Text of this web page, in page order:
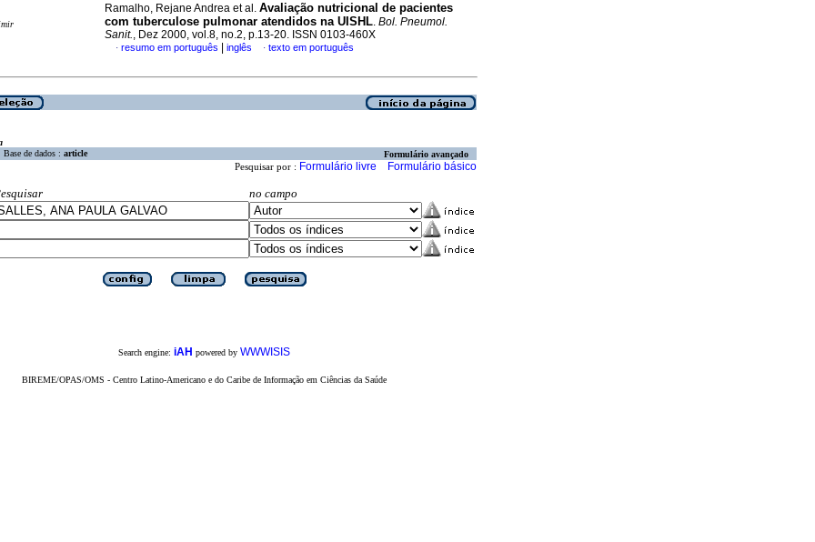
Ramalho, Rejane Andrea et al. Avaliação nutricional de pacientes
com tuberculose pulmonar atendidos na UISHL. Bol. Pneumol.
Sanit., Dez 2000, vol.8, no.2, p.13-20. ISSN 0103-460X
· resumo em português inglês · texto em português
Base de dados : article Formulário avançado
Pesquisar por : Formulário livre Formulário básico
no campo
Search engine: iAH powered by WWWISIS
BIREME/OPAS/OMS - Centro Latino-Americano e do Caribe de Informação em Ciências da Saúde